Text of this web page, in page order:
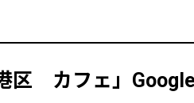
区 カフェ」